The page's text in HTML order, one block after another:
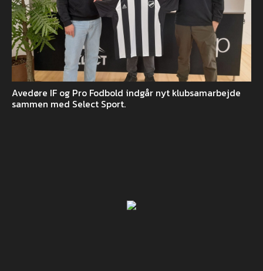
Avedøre IF og Pro Fodbold indgår nyt klubsamarbejde
sammen med Select Sport.